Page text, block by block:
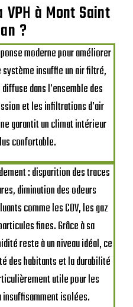
à Mont Saint
?
moderne pour améliorer
insuffle un air filtré,
dans l’ensemble des
et les infiltrations d’air
garantit un climat intérieur
confortable.
: disparition des traces
diminution des odeurs
comme les COV, les gaz
fines. Grâce à sa
reste à un niveau idéal, ce
des habitants et la durabilité
utile pour les
isolées.